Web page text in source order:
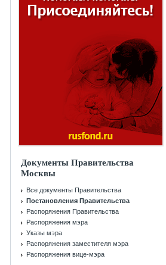
Документы Правительства
Москвы
Все документы Правительства
Постановления Правительства
Распоряжения Правительства
Распоряжения мэра
Указы мэра
Распоряжения заместителя мэра
Распоряжения вице-мэра